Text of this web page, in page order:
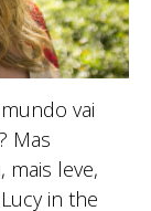
vai
Mas
mais leve,
in the